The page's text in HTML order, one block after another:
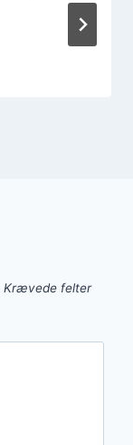
Krævede felter